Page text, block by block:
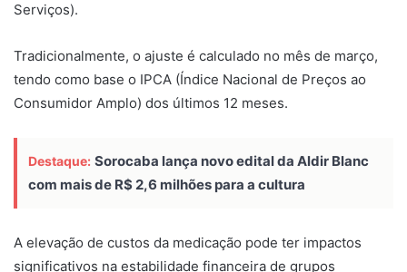
Serviços).
Tradicionalmente, o ajuste é calculado no mês de março,
tendo como base o IPCA (Índice Nacional de Preços ao
Consumidor Amplo) dos últimos 12 meses.
Destaque: Sorocaba lança novo edital da Aldir Blanc
com mais de R$ 2,6 milhões para a cultura
A elevação de custos da medicação pode ter impactos
significativos na estabilidade financeira de grupos